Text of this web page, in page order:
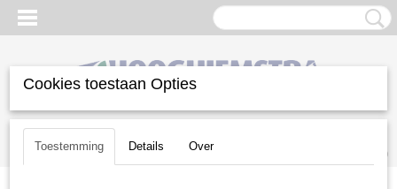
Inloggen Registreren
(0)
Cookies toestaan Opties
Toestemming Details Over